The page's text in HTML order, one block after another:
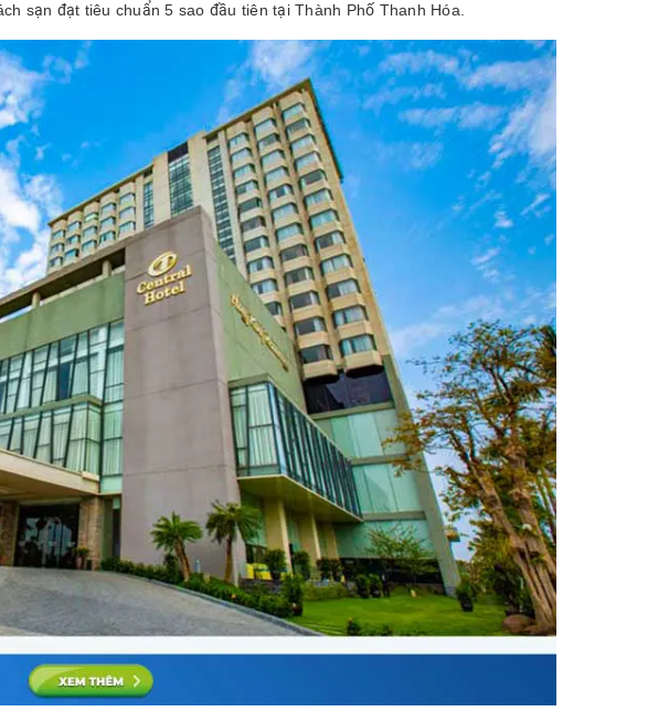
sạn đạt tiêu chuẩn 5 sao đầu tiên tại Thành Phố Thanh Hóa.